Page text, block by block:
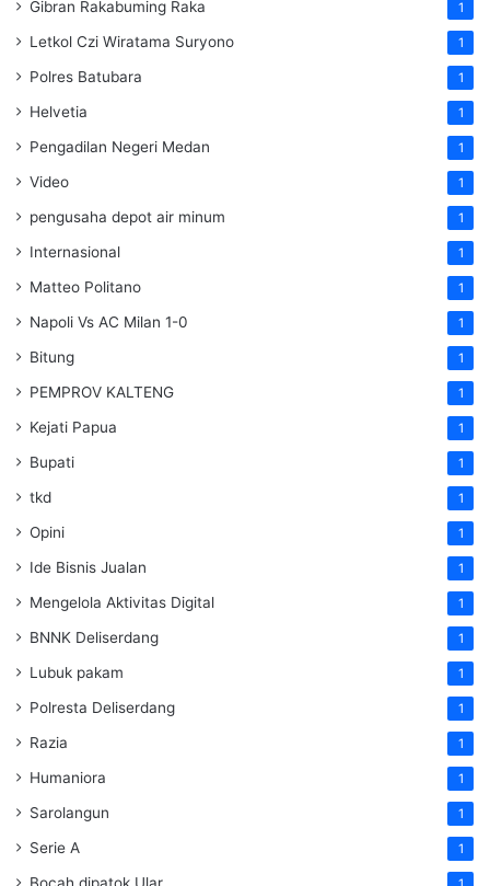
Gibran Rakabuming Raka 1
Letkol Czi Wiratama Suryono 1
Polres Batubara 1
Helvetia 1
Pengadilan Negeri Medan 1
Video 1
pengusaha depot air minum 1
Internasional 1
Matteo Politano 1
Napoli Vs AC Milan 1-0 1
Bitung 1
PEMPROV KALTENG 1
Kejati Papua 1
Bupati 1
tkd 1
Opini 1
Ide Bisnis Jualan 1
Mengelola Aktivitas Digital 1
BNNK Deliserdang 1
Lubuk pakam 1
Polresta Deliserdang 1
Razia 1
Humaniora 1
Sarolangun 1
Serie A 1
Bocah dipatok Ular